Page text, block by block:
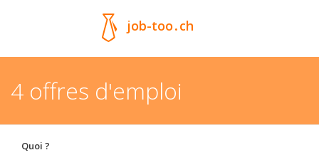
job-too.ch
4 offres d'emploi
Quoi ?